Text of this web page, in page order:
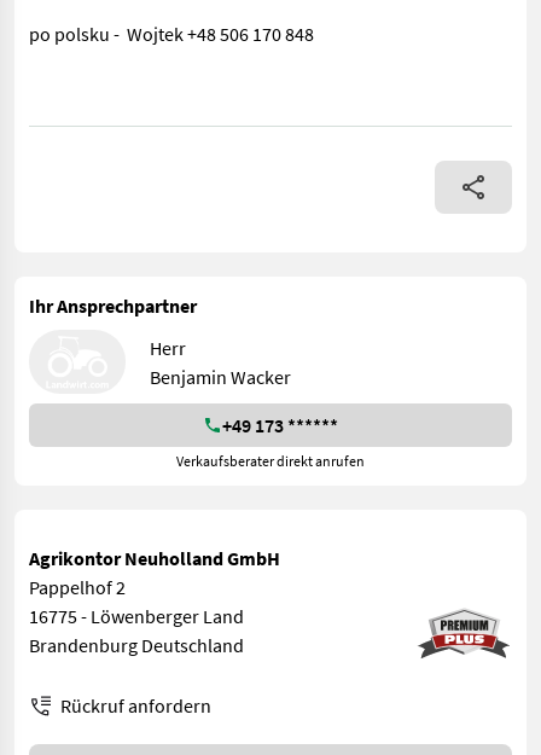
po polsku - Wojtek +48 506 170 848
! WICHTIG, auch wenn Sie mit uns per WhatsApp oder
Ihr Ansprechpartner
Herr
Benjamin Wacker
+49 173 ******
Verkaufsberater direkt anrufen
Agrikontor Neuholland GmbH
Pappelhof 2
16775 - Löwenberger Land
Brandenburg Deutschland
Rückruf anfordern